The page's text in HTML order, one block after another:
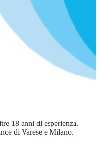
18 anni di esperienza.
di Varese e Milano.